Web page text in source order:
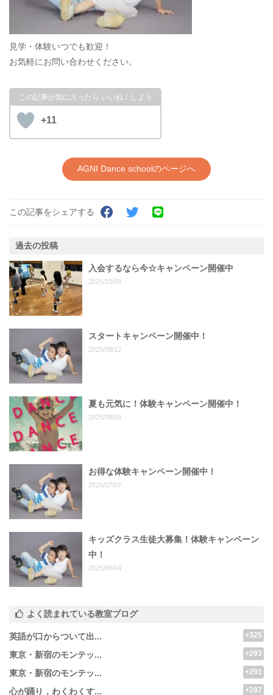
見学・体験いつでも歓迎！
お気軽にお問い合わせください。
+11
AGNI Dance schoolのページへ
この記事をシェアする
過去の投稿
入会するなら今☆キャンペーン開催中
2025/10/09
スタートキャンペーン開催中！
2025/09/12
夏も元気に！体験キャンペーン開催中！
2025/08/08
お得な体験キャンペーン開催中！
2025/07/07
キッズクラス生徒大募集！体験キャンペーン
中！
2025/06/04
よく読まれている教室ブログ
英語が口からついて出... +325
東京・新宿のモンテッ... +293
東京・新宿のモンテッ... +291
心が踊り，わくわくす... +287